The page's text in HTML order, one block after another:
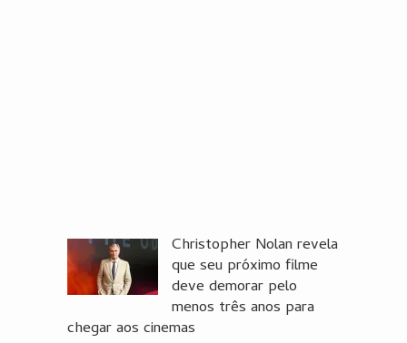
Christopher Nolan revela
que seu próximo filme
deve demorar pelo
menos três anos para
chegar aos cinemas